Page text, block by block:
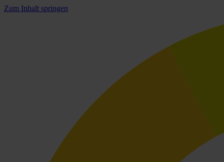
Zum Inhalt springen